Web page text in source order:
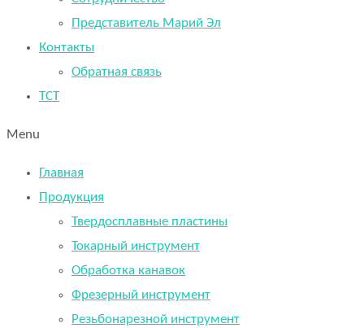
Представитель Марий Эл
Контакты
Обратная связь
TCT
Menu
Главная
Продукция
Твердосплавные пластины
Токарный инструмент
Обработка канавок
Фрезерный инструмент
Резьбонарезной инструмент